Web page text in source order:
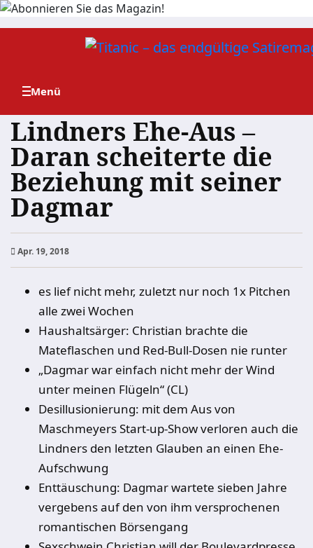
Zum
Lindners Ehe-Aus –
Daran scheiterte die
Beziehung mit seiner
Dagmar
Apr. 19, 2018
es lief nicht mehr, zuletzt nur noch 1x Pitchen
alle zwei Wochen
Haushaltsärger: Christian brachte die
Mateflaschen und Red-Bull-Dosen nie runter
„Dagmar war einfach nicht mehr der Wind
unter meinen Flügeln“ (CL)
Desillusionierung: mit dem Aus von
Maschmeyers Start-up-Show verloren auch die
Lindners den letzten Glauben an einen Ehe-
Aufschwung
Enttäuschung: Dagmar wartete sieben Jahre
vergebens auf den von ihm versprochenen
romantischen Börsengang